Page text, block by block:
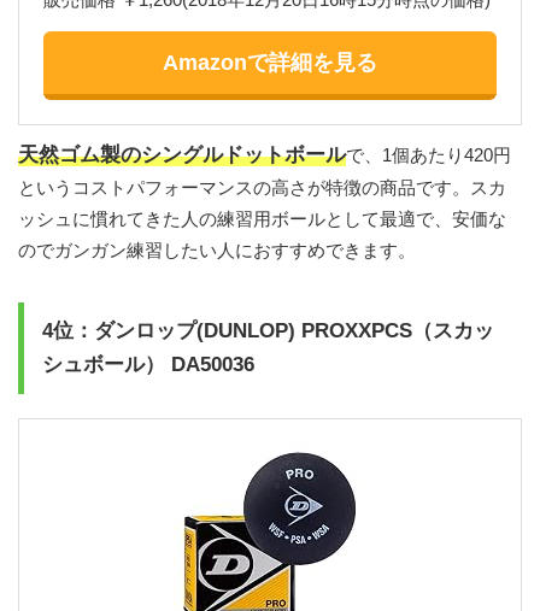
Amazonで詳細を見る
天然ゴム製のシングルドットボールで、1個あたり420円
というコストパフォーマンスの高さが特徴の商品です。スカ
ッシュに慣れてきた人の練習用ボールとして最適で、安価な
のでガンガン練習したい人におすすめできます。
4位：ダンロップ(DUNLOP) PROXXPCS（スカッ
シュボール） DA50036